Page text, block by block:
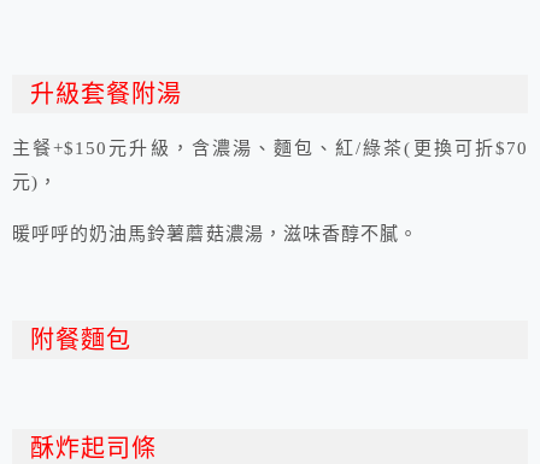
升級套餐附湯
主餐+$150元升級，含濃湯、麵包、紅/綠茶(更換可折$70
元)，
暖呼呼的奶油馬鈴薯蘑菇濃湯，滋味香醇不膩。
附餐麵包
酥炸起司條